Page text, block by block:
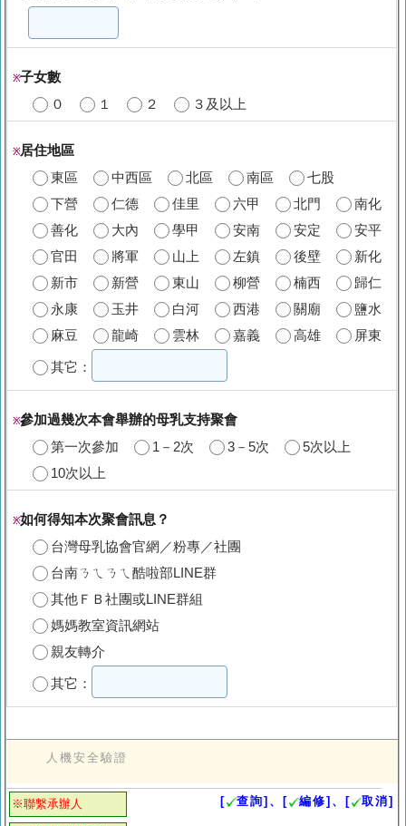
※子女數
０ １ ２ ３及以上
※居住地區
東區 中西區 北區 南區
七股
下營
仁德 佳里 六甲 北門
南化
善化
大內 學甲 安南 安定
安平
官田
將軍 山上 左鎮 後壁
新化
新市
新營 東山 柳營 楠西
歸仁
永康
玉井 白河 西港 關廟
鹽水
麻豆
龍崎 雲林 嘉義 高雄 屏東
其它：
※參加過幾次本會舉辦的母乳支持聚會
第一次參加 1－2次 3－5次
5次以上
10次以上
※如何得知本次聚會訊息？
台灣母乳協會官網／粉專／社團
台南ㄋㄟㄋㄟ酷啦部LINE群
其他ＦＢ社團或LINE群組
媽媽教室資訊網站
親友轉介
其它：
人機安全驗證
※聯繫承辦人 [ 查詢]、[ 編修]、[ 取消]